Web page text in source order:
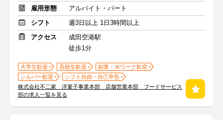
雇用形態
アルバイト・パート
シフト
週3日以上 1日3時間以上
アクセス
成田空港駅
徒歩1分
大学生歓迎 高校生歓迎
副業・Ｗワーク歓迎
シルバー歓迎
シフト自由・自己申告
株式会社不二家 洋菓子事業本部 店舗営業本部 フードサービス
部の求人一覧を見る